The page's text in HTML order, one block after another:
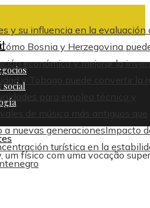
y su influencia en la evaluación
Cómo Bosnia y Herzegovina
económica y mejorar la
y Tobago puede convertir la
para empleo técnico y
de música más antiguos que
a nuevas generacionesImpacto
turística en la
social
um físico com uma vocação